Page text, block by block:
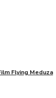
Flying Meduza